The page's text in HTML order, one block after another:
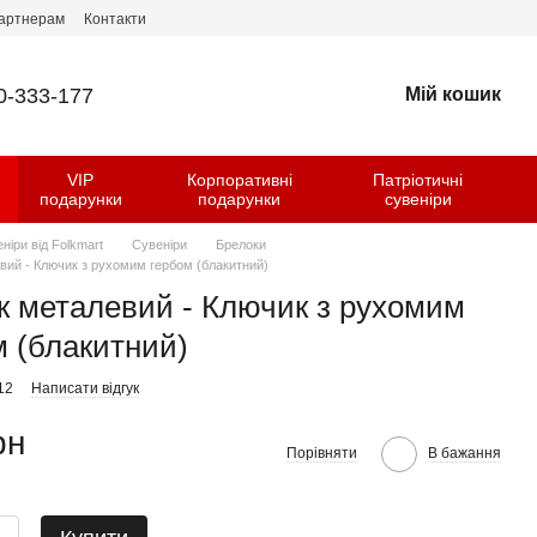
Контакти
333-177 Мій кошик
VIP
подарунки
Корпоративні
подарунки
Патріотичні
сувеніри
від Folkmart Сувеніри
Брелоки
- Ключик з рухомим гербом (блакитний)
металевий - Ключик з рухомим
(блакитний)
Написати відгук
Порівняти В бажання